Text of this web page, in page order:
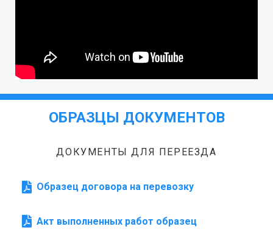
ОБРАЗЦЫ ДОКУМЕНТОВ
ДОКУМЕНТЫ ДЛЯ ПЕРЕЕЗДА
Образец договора на перевозку
Акт выполненных работ образец